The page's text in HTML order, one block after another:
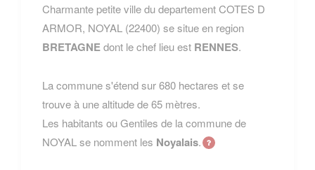
Charmante petite ville du departement COTES D
ARMOR, NOYAL (22400) se situe en region
BRETAGNEdont le chef lieu est RENNES.
La commune s'étend sur 680 hectares et se
trouve à une altitude de 65 mètres.
Les habitants ou Gentiles de la commune de
NOYAL se nomment les Noyalais.